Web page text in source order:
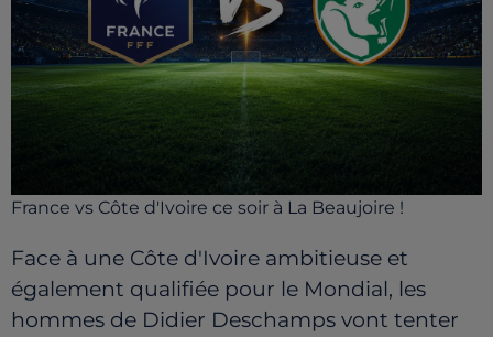
France vs Côte d'Ivoire ce soir à La Beaujoire !
Face à une Côte d'Ivoire ambitieuse et
également qualifiée pour le Mondial, les
hommes de Didier Deschamps vont tenter